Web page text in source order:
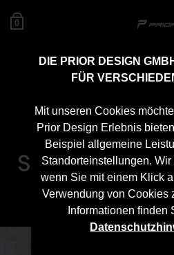
DIE PRIOR DESIGN
FÜR
Mit unseren Cookies
Prior Design Erlebnis
Beispiel allgemeine
Standorteinstellungen.
wenn Sie mit einem Klick
Verwendung von Cookies
Informationen finden
0
PD55X
Schwert
5'er